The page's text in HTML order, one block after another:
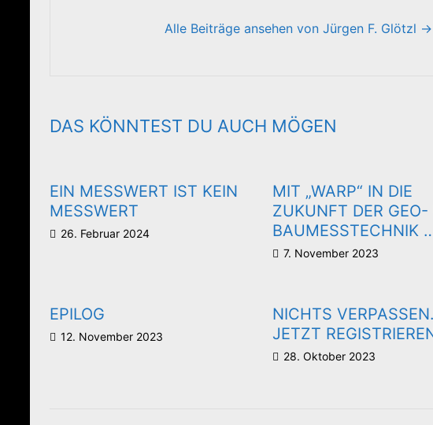
Alle Beiträge ansehen von Jürgen F. Glötzl →
DAS KÖNNTEST DU AUCH MÖGEN
EIN MESSWERT IST KEIN
MESSWERT
26. Februar 2024
MIT „WARP“ IN DIE
ZUKUNFT DER GEO-
BAUMESSTECHNIK
7. November 2023
EPILOG
12. November 2023
NICHTS VERPASSEN.
JETZT
28. Oktober 2023